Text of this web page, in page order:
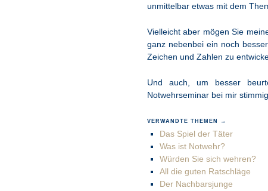
unmittelbar etwas mit dem
Vielleicht aber mögen Sie
ganz nebenbei ein noch
Zeichen und Zahlen zu
Und auch, um besser
Notwehrseminar bei mir
VERWANDTE THEMEN →
Das Spiel der Täter
Was ist Notwehr?
Würden Sie sich wehren?
All die guten Ratschläge
Der Nachbarsjunge